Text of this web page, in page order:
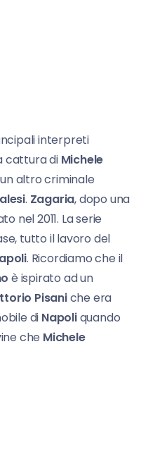
interpreti
cattura di Michele
altro criminale
. Zagaria, dopo una
nel 2011. La serie
tutto il lavoro del
. Ricordiamo che il
è ispirato ad un
Pisaniche era
di Napoliquando
che Michele